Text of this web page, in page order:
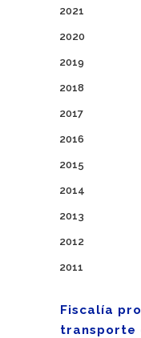
2021
2020
2019
2018
2017
2016
2015
2014
2013
2012
2011
Fiscalía
transporte